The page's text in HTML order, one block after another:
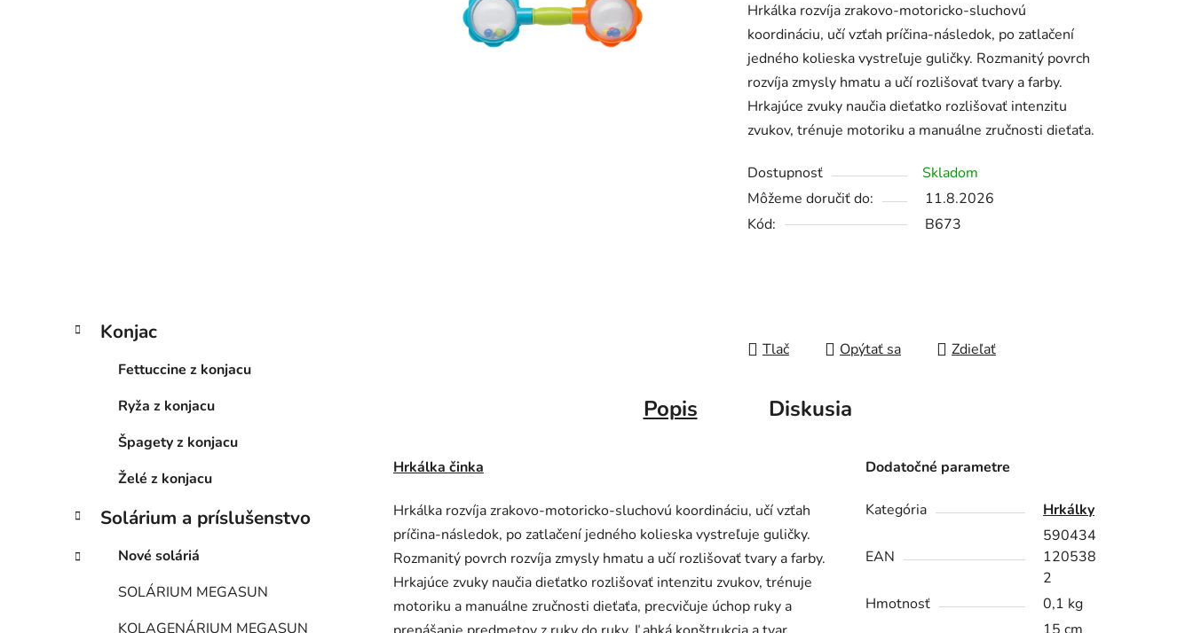
Preskočiť
kategórie
K
a
Konjac
Fettuccine z konjacu
Ryža z konjacu
Špagety z konjacu
Želé z konjacu
Solárium a príslušenstvo
Nové soláriá
SOLÁRIUM MEGASUN
KOLAGENÁRIUM MEGASUN
je
0,0
z
5
hviezdičiek.
Hrkálka rozvíja zrakovo-motoricko-sluchovú
koordináciu, učí vzťah príčina-následok, po zatlačení
jedného kolieska vystreľuje guličky. Rozmanitý povrch
rozvíja zmysly hmatu a učí rozlišovať tvary a farby.
Hrkajúce zvuky naučia dieťatko rozlišovať intenzitu
zvukov, trénuje motoriku a manuálne zručnosti dieťaťa.
Dostupnosť
Skladom
Môžeme doručiť do:
11.8.2026
Kód:
B673
Tlač Opýtať sa Zdieľať
Popis Diskusia
Hrkálka činka
Hrkálka rozvíja zrakovo-motoricko-sluchovú koordináciu, učí vzťah
príčina-následok, po zatlačení jedného kolieska vystreľuje guličky.
Rozmanitý povrch rozvíja zmysly hmatu a učí rozlišovať tvary a farby.
Hrkajúce zvuky naučia dieťatko rozlišovať intenzitu zvukov, trénuje
motoriku a manuálne zručnosti dieťaťa, precvičuje úchop ruky a
Dodatočné parametre
Kategória Hrkálky
EAN
590434
120538
2
Hmotnosť
0,1 kg